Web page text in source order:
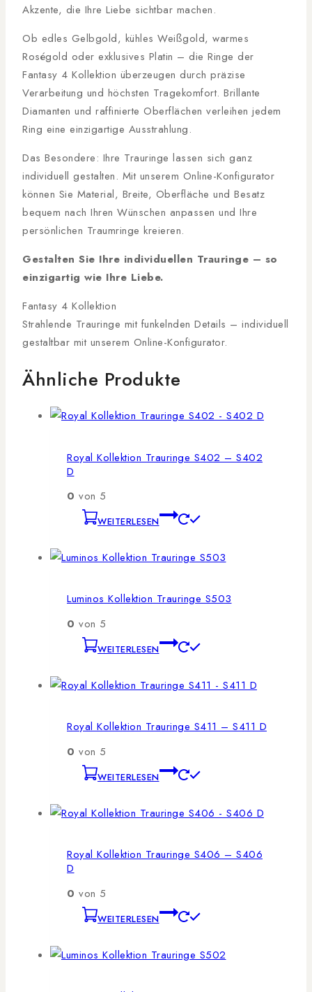
Akzente, die Ihre Liebe sichtbar machen.
Ob edles Gelbgold, kühles Weißgold, warmes
Roségold oder exklusives Platin – die Ringe der
Fantasy 4 Kollektion überzeugen durch präzise
Verarbeitung und höchsten Tragekomfort. Brillante
Diamanten und raffinierte Oberflächen verleihen jedem
Ring eine einzigartige Ausstrahlung.
Das Besondere: Ihre Trauringe lassen sich ganz
individuell gestalten. Mit unserem Online-Konfigurator
können Sie Material, Breite, Oberfläche und Besatz
bequem nach Ihren Wünschen anpassen und Ihre
persönlichen Traumringe kreieren.
Gestalten Sie Ihre individuellen Trauringe – so
einzigartig wie Ihre Liebe.
Fantasy 4 Kollektion
Strahlende Trauringe mit funkelnden Details – individuell
gestaltbar mit unserem Online-Konfigurator.
Ähnliche Produkte
Royal Kollektion Trauringe S402 – S402
D
0 von 5
WEITERLESEN
Luminos Kollektion Trauringe S503
0 von 5
WEITERLESEN
Royal Kollektion Trauringe S411 – S411 D
0 von 5
WEITERLESEN
Royal Kollektion Trauringe S406 – S406
D
0 von 5
WEITERLESEN